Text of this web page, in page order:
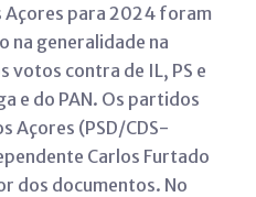
Açores para 2024 foram
na generalidade na
votos contra de IL, PS e
e do PAN. Os partidos
Açores (PSD/CDS-
Carlos Furtado
dos documentos. No